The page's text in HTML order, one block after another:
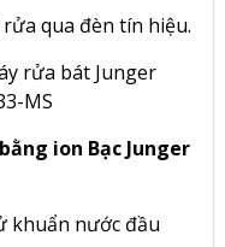
qua đèn tín hiệu.
ion Bạc Junger
khuẩn nước đầu